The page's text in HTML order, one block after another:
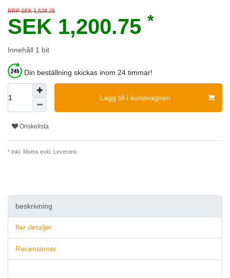
RRP SEK 1,528.25
SEK 1,200.75 *
Innehåll 1 bit
Din beställning skickas inom 24 timmar!
Lagg till i kundvagnen
Onskelista
* Inkl. Moms exkl. Leverans
beskrivning
fler detaljer
Recensioner